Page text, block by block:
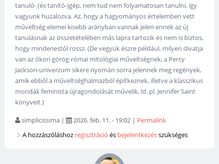
tanuló- (és tanító-)gép, nem tud nem folyamatosan tanulni, így
vagyunk huzalozva. Az, hogy a hagyományos értelemben vett
műveltség elemei kisebb arányban vannak jelen ennek az új
tanulásnak az összetételében más lapra tartozik és nem is biztos,
hogy mindenestől rossz. (De vegyük észre például, milyen divatja
van az ókori görög-római mitológiai műveltségnek, a Percy
Jackson-univerzum sikere nyomán sorra jelennek meg regények,
amik ebből a műveltséghalmazból építkeznek, illetve a klasszikus
mondák feminista újragondolását művelik, ld. pl. Jennifer Saint
könyveit.)
simplicissima | 2026. feb. 11. - 19:02 | Permalink
A hozzászóláshoz regisztráció és bejelentkezésszükséges